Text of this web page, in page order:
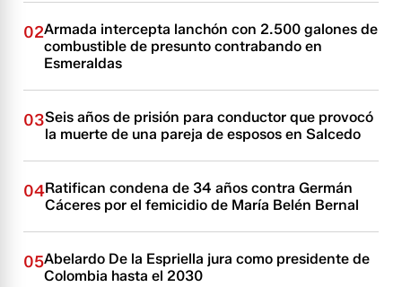
02Armada intercepta lanchón con 2.500 galones de
combustible de presunto contrabando en
Esmeraldas
03Seis años de prisión para conductor que provocó
la muerte de una pareja de esposos en Salcedo
04Ratifican condena de 34 años contra Germán
Cáceres por el femicidio de María Belén Bernal
05Abelardo De la Espriella jura como presidente de
Colombia hasta el 2030